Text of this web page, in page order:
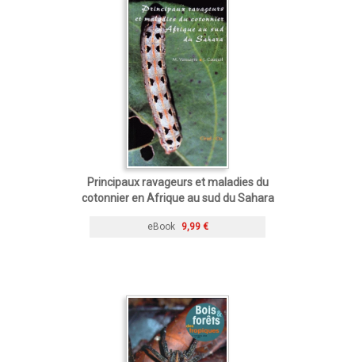
Principaux ravageurs et maladies du
cotonnier en Afrique au sud du Sahara
eBook 9,99 €